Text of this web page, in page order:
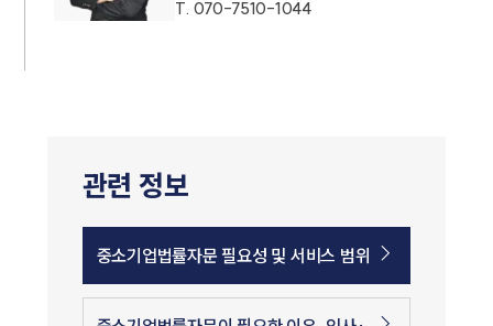
T. 070-7510-1044
관련 정보
중소기업법률자문 필요성 및 서비스 범위